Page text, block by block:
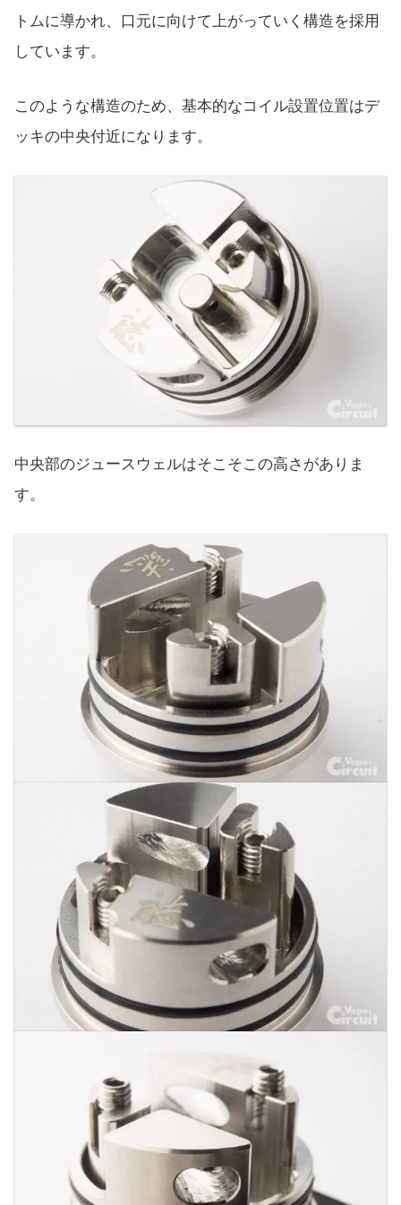
トムに導かれ、口元に向けて上がっていく構造を採用
しています。
このような構造のため、基本的なコイル設置位置はデ
ッキの中央付近になります。
中央部のジュースウェルはそこそこの高さがありま
す。